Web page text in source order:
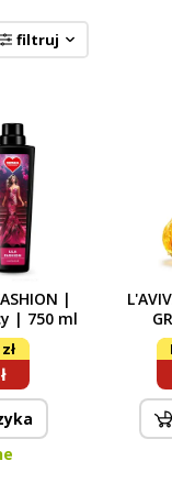
filtruj
|
| 750 ml